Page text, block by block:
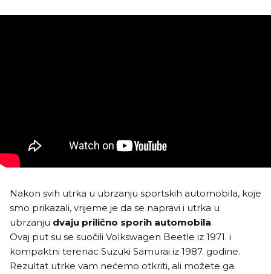
Nakon svih utrka u ubrzanju sportskih automobila, koje
smo prikazali, vrijeme je da se napravi i utrka u
ubrzanju dvaju prilično sporih automobila.
Ovaj put su se suočili Volkswagen Beetle iz 1971. i
kompaktni terenac Suzuki Samurai iz 1987. godine.
Rezultat utrke vam nećemo otkriti, ali možete ga